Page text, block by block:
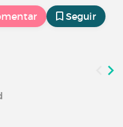
Seguir